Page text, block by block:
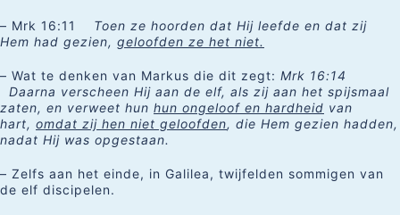
– Mrk 16:11 Toen ze hoorden dat Hij leefde en dat zij
Hem had gezien, geloofden ze het niet.
– Wat te denken van Markus die dit zegt: Mrk 16:14
Daarna verscheen Hij aan de elf, als zij aan het spijsmaal
zaten, en verweet hun hun ongeloof en hardheid van
hart, omdat zij hen niet geloofden, die Hem gezien hadden,
nadat Hij was opgestaan.
– Zelfs aan het einde, in Galilea, twijfelden sommigen van
de elf discipelen.